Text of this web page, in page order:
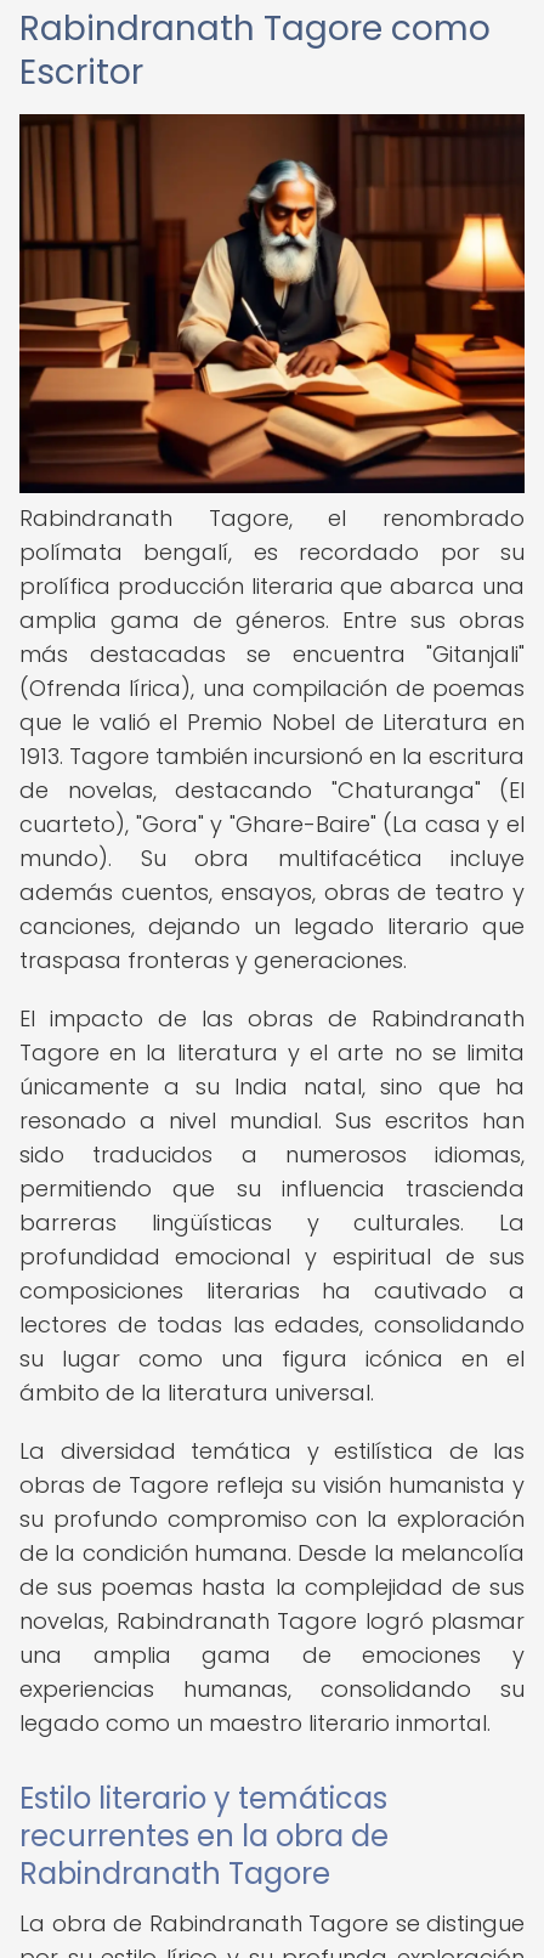
Rabindranath Tagore como
Escritor
Rabindranath Tagore, el renombrado
polímata bengalí, es recordado por su
prolífica producción literaria que abarca una
amplia gama de géneros. Entre sus obras
más destacadas se encuentra "Gitanjali"
(Ofrenda lírica), una compilación de poemas
que le valió el Premio Nobel de Literatura en
1913. Tagore también incursionó en la escritura
de novelas, destacando "Chaturanga" (El
cuarteto), "Gora" y "Ghare-Baire" (La casa y el
mundo). Su obra multifacética incluye
además cuentos, ensayos, obras de teatro y
canciones, dejando un legado literario que
traspasa fronteras y generaciones.
El impacto de las obras de Rabindranath
Tagore en la literatura y el arte no se limita
únicamente a su India natal, sino que ha
resonado a nivel mundial. Sus escritos han
sido traducidos a numerosos idiomas,
permitiendo que su influencia trascienda
barreras lingüísticas y culturales. La
profundidad emocional y espiritual de sus
composiciones literarias ha cautivado a
lectores de todas las edades, consolidando
su lugar como una figura icónica en el
ámbito de la literatura universal.
La diversidad temática y estilística de las
obras de Tagore refleja su visión humanista y
su profundo compromiso con la exploración
de la condición humana. Desde la melancolía
de sus poemas hasta la complejidad de sus
novelas, Rabindranath Tagore logró plasmar
una amplia gama de emociones y
experiencias humanas, consolidando su
legado como un maestro literario inmortal.
Estilo literario y temáticas
recurrentes en la obra de
Rabindranath Tagore
La obra de Rabindranath Tagore se distingue